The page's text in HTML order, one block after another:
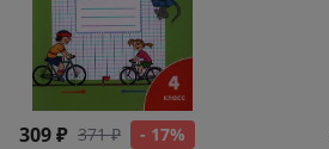
309 ₽ 371 ₽ - 17%